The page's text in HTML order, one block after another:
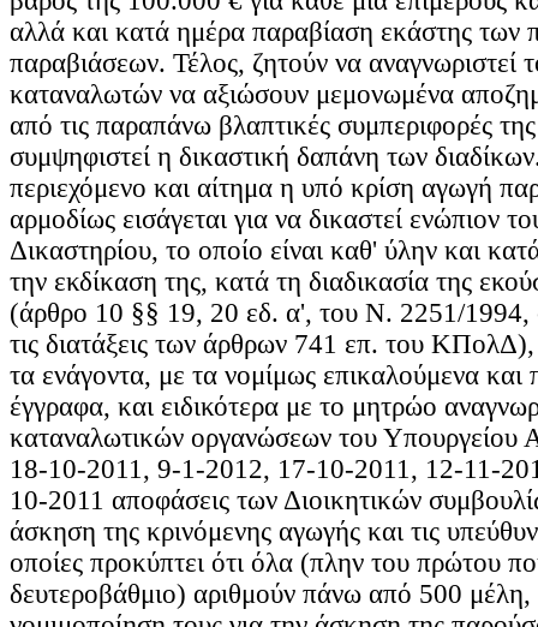
αλλά και κατά ημέρα παραβίαση εκάστης των
παραβιάσεων. Τέλος, ζητούν να αναγνωριστεί
καταναλωτών να αξιώσουν μεμονωμένα
από τις παραπάνω βλαπτικές συμπεριφορές
συμψηφιστεί η δικαστική δαπάνη των
περιεχόμενο και αίτημα η υπό κρίση αγωγή
αρμοδίως εισάγεται για να δικαστεί ενώπιον
Δικαστηρίου, το οποίο είναι καθ' ύλην και
την εκδίκαση της, κατά τη διαδικασία της
(άρθρο 10 §§ 19, 20 εδ. α', του Ν. 2251/1994,
τις διατάξεις των άρθρων 741 επ. του ΚΠολΔ),
τα ενάγοντα, με τα νομίμως επικαλούμενα και
έγγραφα, και ειδικότερα με το μητρώο
καταναλωτικών οργανώσεων του Υπουργείου
18-10-2011, 9-1-2012, 17-10-2011, 12-11-
10-2011 αποφάσεις των Διοικητικών
άσκηση της κρινόμενης αγωγής και τις
οποίες προκύπτει ότι όλα (πλην του πρώτου
δευτεροβάθμιο) αριθμούν πάνω από 500 μέλη,